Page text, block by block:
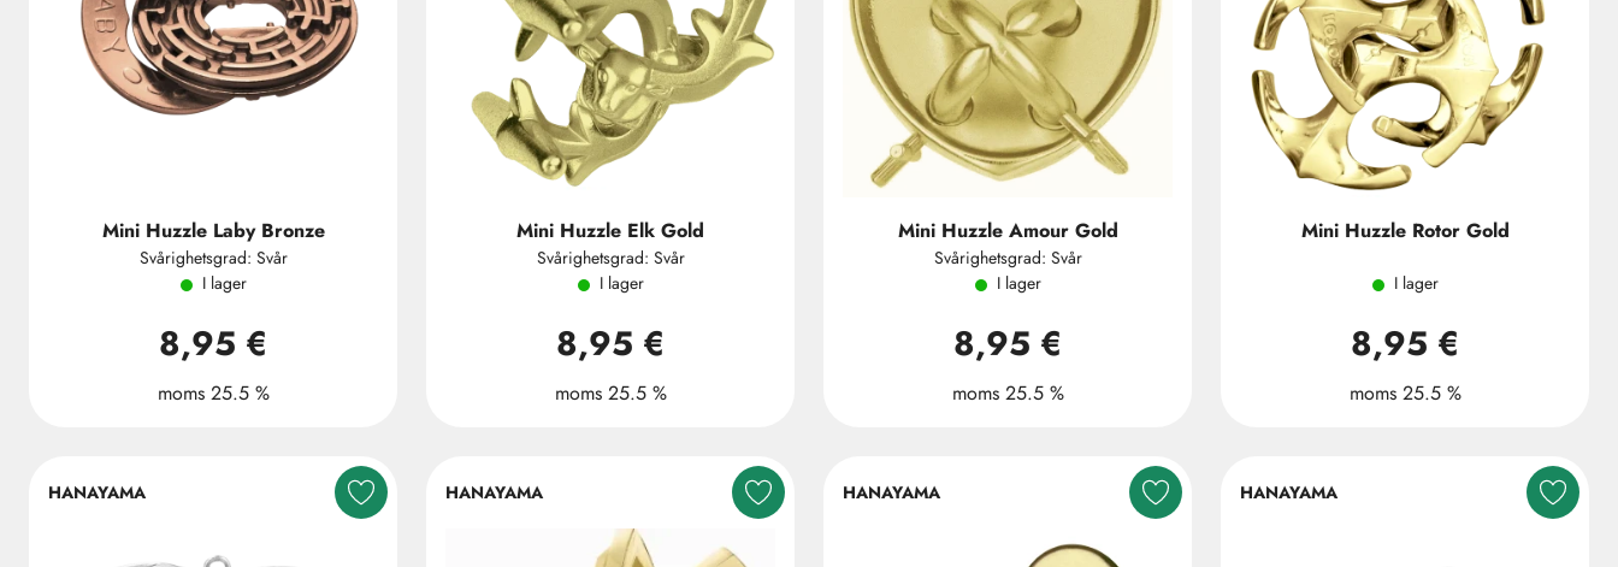
Mini Huzzle Laby Bronze
Svårighetsgrad: Svår
I lager
8,95 €
moms 25.5 %
Mini Huzzle Elk Gold
Svårighetsgrad: Svår
I lager
8,95 €
moms 25.5 %
Mini Huzzle Amour Gold
Svårighetsgrad: Svår
I lager
8,95 €
moms 25.5 %
Mini Huzzle Rotor Gold
I lager
8,95 €
moms 25.5 %
HANAYAMA HANAYAMA HANAYAMA HANAYAMA